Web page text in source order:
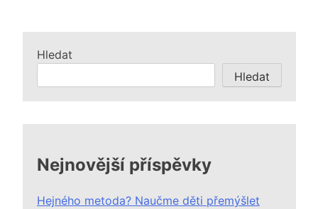
Hledat
Hledat
Nejnovější příspěvky
Hejného metoda? Naučme děti přemýšlet